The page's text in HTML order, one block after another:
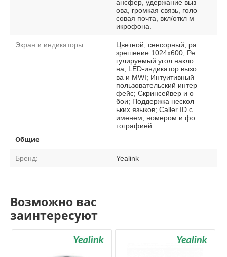
ансфер, удержание выз
ова, громкая связь, голо
совая почта, вкл/откл м
икрофона.
Экран и индикаторы :
Цветной, сенсорный, ра
зрешение 1024х600; Ре
гулируемый угол накло
на; LED-индикатор вызо
ва и MWI; Интуитивный
пользовательский интер
фейс; Скринсейвер и о
бои; Поддержка нескол
ьких языков; Caller ID с
именем, номером и фо
тографией
Общие
Бренд: Yealink
Возможно вас
заинтересуют